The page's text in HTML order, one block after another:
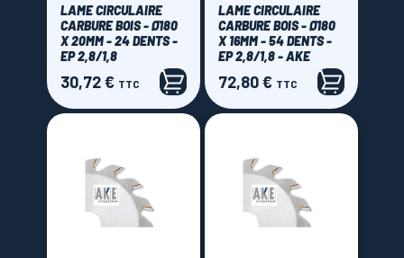
LAME CIRCULAIRE
CARBURE BOIS - Ø180
X 20MM - 24 DENTS -
EP 2,8/1,8
Prix
30,72 € TTC
LAME CIRCULAIRE
CARBURE BOIS - Ø180
X 16MM - 54 DENTS -
EP 2,8/1,8 - AKE
Prix
72,80 € TTC